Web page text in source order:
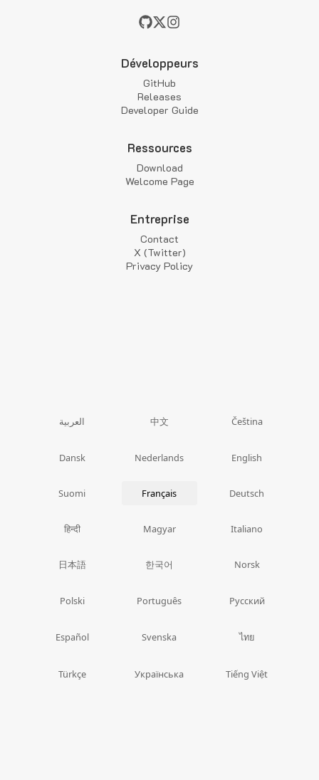
Développeurs
GitHub
Releases
Developer Guide
Ressources
Download
Welcome Page
Entreprise
Contact
X (Twitter)
Privacy Policy
العربية 中文 Čeština
Dansk Nederlands English
Suomi Français Deutsch
हिन्दी Magyar Italiano
日本語 한국어 Norsk
Polski Português Русский
Español Svenska ไทย
Türkçe Українська Tiếng Việt